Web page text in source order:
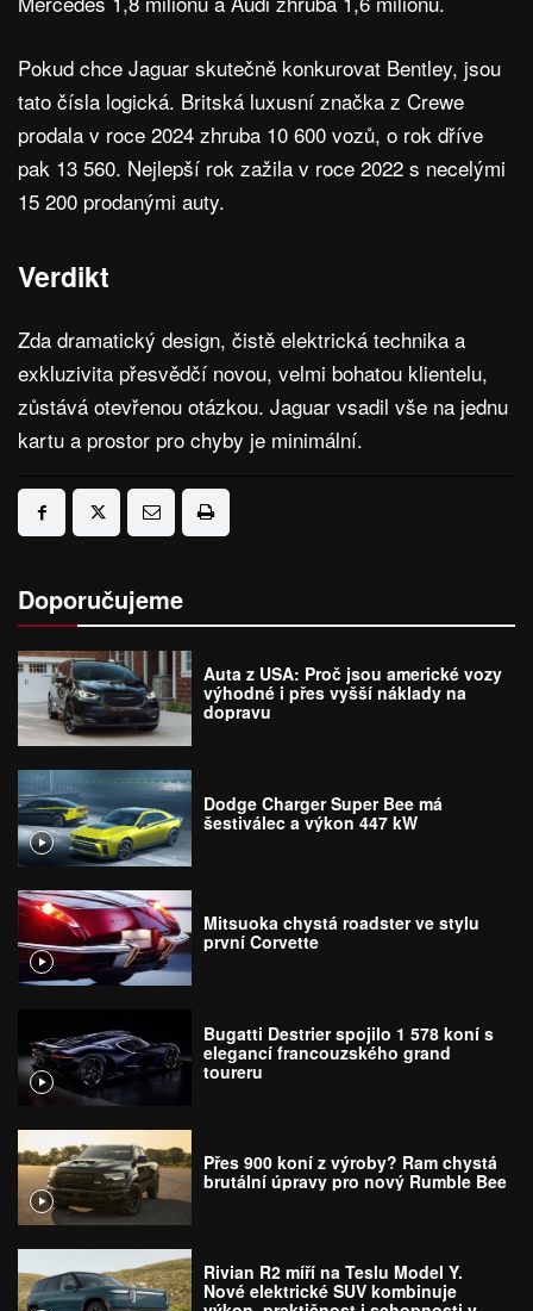
Pokud chce Jaguar skutečně konkurovat Bentley, jsou
tato čísla logická. Britská luxusní značka z Crewe
prodala v roce 2024 zhruba 10 600 vozů, o rok dříve
pak 13 560. Nejlepší rok zažila v roce 2022 s necelými
15 200 prodanými auty.
Verdikt
Zda dramatický design, čistě elektrická technika a
exkluzivita přesvědčí novou, velmi bohatou klientelu,
zůstává otevřenou otázkou. Jaguar vsadil vše na jednu
kartu a prostor pro chyby je minimální.
Doporučujeme
Auta z USA: Proč jsou americké vozy
výhodné i přes vyšší náklady na
dopravu
Dodge Charger Super Bee má
šestiválec a výkon 447 kW
Mitsuoka chystá roadster ve stylu
první Corvette
Bugatti Destrier spojilo 1 578 koní s
elegancí francouzského grand
toureru
Přes 900 koní z výroby? Ram chystá
brutální úpravy pro nový Rumble Bee
Rivian R2 míří na Teslu Model Y.
Nové elektrické SUV kombinuje